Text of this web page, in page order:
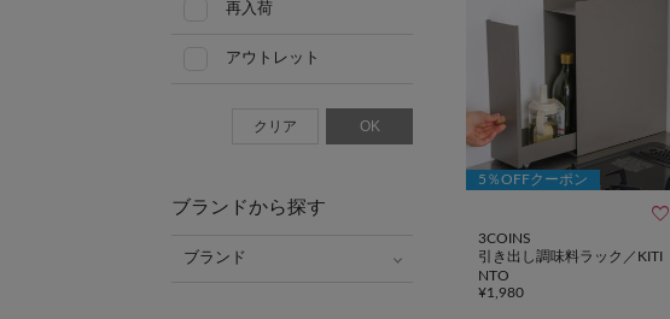
5％OFFクーポン

3COINS
引き出し調味料ラック／KITI
NTO
¥1,980
再入荷
アウトレット
クリア OK
ブランドから探す
ブランド